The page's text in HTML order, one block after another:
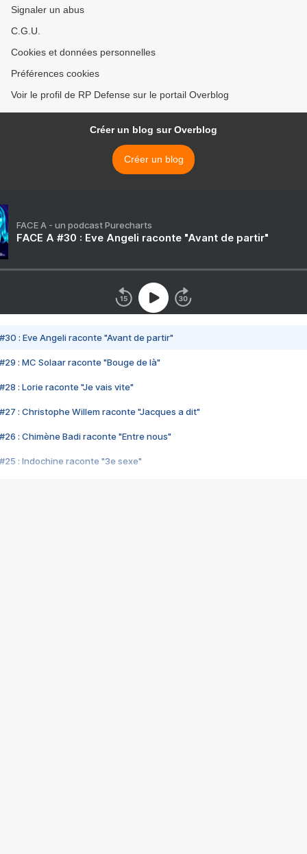
Signaler un abus
C.G.U.
Cookies et données personnelles
Préférences cookies
Voir le profil de RP Defense sur le portail Overblog
Créer un blog sur Overblog
Créer un blog
FACE A - un podcast Purecharts
FACE A #30 : Eve Angeli raconte "Avant de partir"
#30 : Eve Angeli raconte "Avant de partir"
#29 : MC Solaar raconte "Bouge de là"
#28 : Lorie raconte "Je vais vite"
#27 : Christophe Willem raconte "Jacques a dit"
#26 : Chimène Badi raconte "Entre nous"
#25 : Indochine raconte "3e sexe"